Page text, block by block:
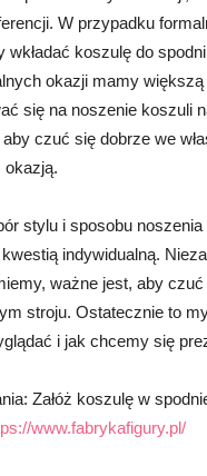
W przypadku
wkładać koszulę do
okazji mamy
się na noszenie koszuli
czuć się dobrze we
okazją.
stylu i sposobu
indywidualną.
ważne jest, aby
stroju. Ostatecznie to
i jak chcemy się
Załóż koszulę w
www.fabrykafigury.pl/